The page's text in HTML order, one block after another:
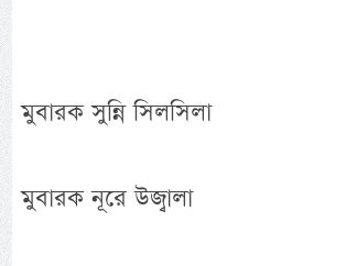
মুবারক সুন্নি সিলসিলা
মুবারক নূরে উজ্বালা